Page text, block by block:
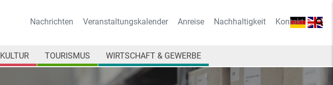
Nachrichten Veranstaltungskalender Anreise Nachhaltigkeit Kontakt
TOURISMUS WIRTSCHAFT & GEWERBE